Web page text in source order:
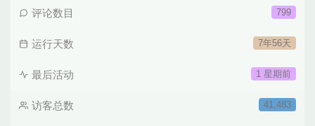
799
评论数目
7年56天
运行天数
1 星期前
最后活动
41,483
访客总数